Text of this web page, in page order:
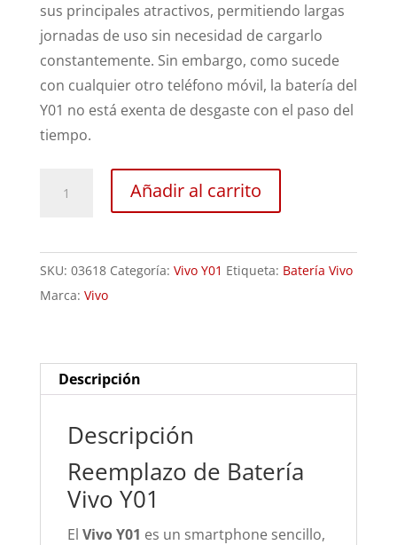
sus principales atractivos, permitiendo largas
jornadas de uso sin necesidad de cargarlo
constantemente. Sin embargo, como sucede
con cualquier otro teléfono móvil, la batería del
Y01 no está exenta de desgaste con el paso del
tiempo.
Y01
cantidad
Añadir al carrito
SKU: 03618 Categoría: Vivo Y01 Etiqueta: Batería Vivo
Marca: Vivo
Descripción
Descripción
Reemplazo de Batería
Vivo Y01
El Vivo Y01 es un smartphone sencillo,